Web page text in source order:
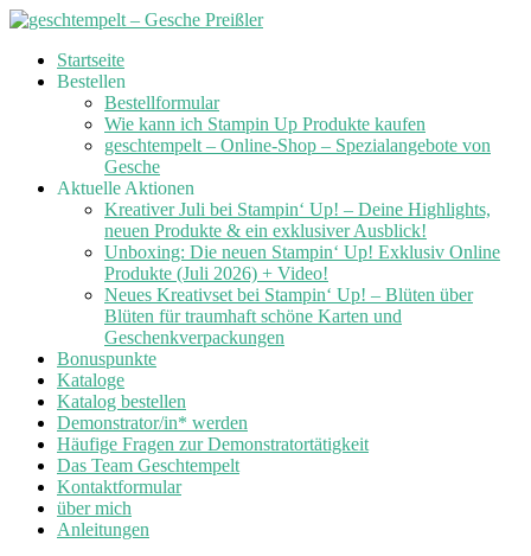
Skip
Startseite
Bestellen
Bestellformular
Wie kann ich Stampin Up Produkte kaufen
geschtempelt – Online-Shop – Spezialangebote von
Gesche
Aktuelle Aktionen
Kreativer Juli bei Stampin‘ Up! – Deine Highlights,
neuen Produkte & ein exklusiver Ausblick!
Unboxing: Die neuen Stampin‘ Up! Exklusiv Online
Produkte (Juli 2026) + Video!
Neues Kreativset bei Stampin‘ Up! – Blüten über
Blüten für traumhaft schöne Karten und
Geschenkverpackungen
Bonuspunkte
Kataloge
Katalog bestellen
Demonstrator/in* werden
Häufige Fragen zur Demonstratortätigkeit
Das Team Geschtempelt
Kontaktformular
über mich
Anleitungen